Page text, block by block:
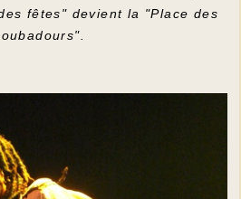
fêtes" devient la "Place des